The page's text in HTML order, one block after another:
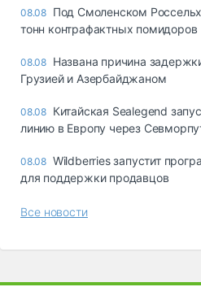
08.08 Под Смоленском
тонн контрафактных помидоров
08.08 Названа причина
Грузией и Азербайджаном
08.08 Китайская Sealegend
линию в Европу через
08.08 Wildberries запустит
для поддержки продавцов
Все новости